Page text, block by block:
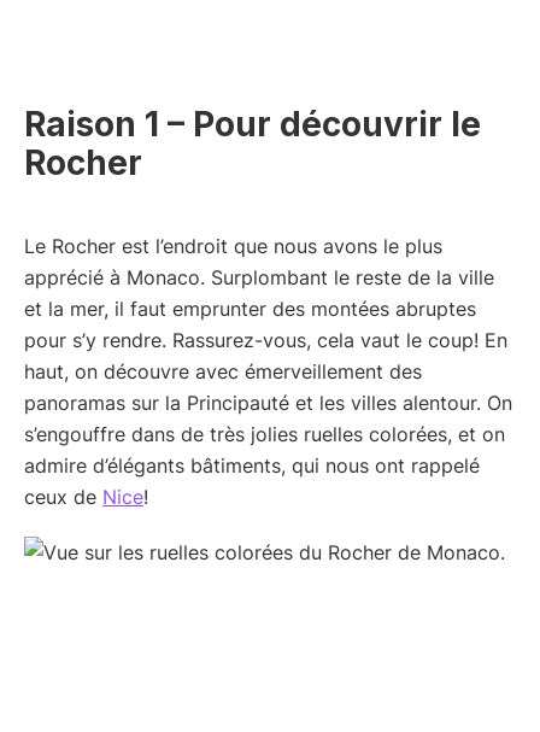
Raison 1 – Pour découvrir le
Rocher
Le Rocher est l’endroit que nous avons le plus
apprécié à Monaco. Surplombant le reste de la ville
et la mer, il faut emprunter des montées abruptes
pour s’y rendre. Rassurez-vous, cela vaut le coup! En
haut, on découvre avec émerveillement des
panoramas sur la Principauté et les villes alentour. On
s’engouffre dans de très jolies ruelles colorées, et on
admire d’élégants bâtiments, qui nous ont rappelé
ceux de Nice!